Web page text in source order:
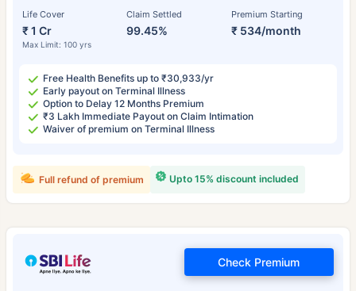
Life Cover
₹ 1 Cr
Max Limit: 100 yrs
Claim Settled
99.45%
Premium Starting
₹ 534/month
Free Health Benefits up to ₹30,933/yr
Early payout on Terminal Illness
Option to Delay 12 Months Premium
₹3 Lakh Immediate Payout on Claim Intimation
Waiver of premium on Terminal Illness
Upto 15% discount included
Full refund of premium
Check Premium